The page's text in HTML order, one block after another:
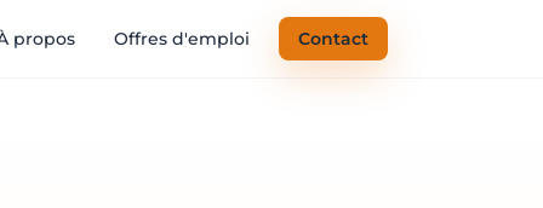
propos Offres d'emploi Contact